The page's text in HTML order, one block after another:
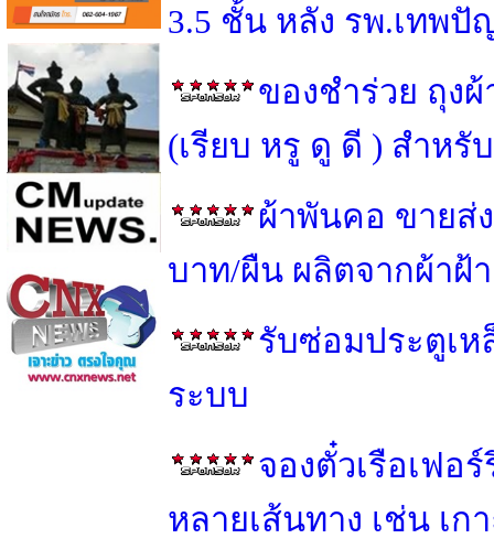
3.5 ชั้น หลัง รพ.เทพ
ของชำร่วย ถุง
(เรียบ หรู ดู ดี ) สำหรั
ผ้าพันคอ ขายส่
บาท/ผืน ผลิตจากผ้าฝ้
รับซ่อมประตูเห
ระบบ
จองตั๋วเรือเฟอ
หลายเส้นทาง เช่น เก